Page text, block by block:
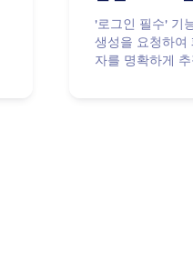
'로그인 필수' 기
생성을 요청하여
자를 명확하게